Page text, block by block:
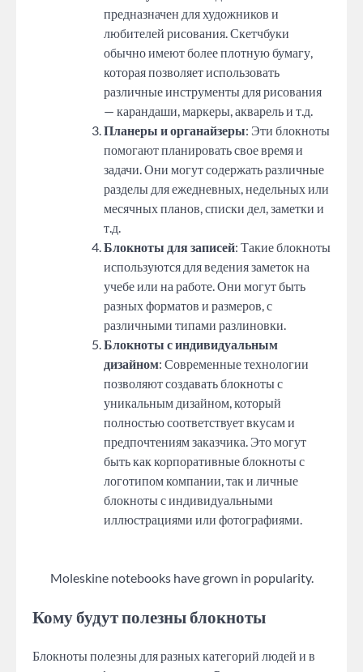
предназначен для художников и
любителей рисования. Скетчбуки
обычно имеют более плотную бумагу,
которая позволяет использовать
различные инструменты для рисования
— карандаши, маркеры, акварель и т.д.
Планеры и органайзеры: Эти блокноты
помогают планировать свое время и
задачи. Они могут содержать различные
разделы для ежедневных, недельных или
месячных планов, списки дел, заметки и
т.д.
Блокноты для записей: Такие блокноты
используются для ведения заметок на
учебе или на работе. Они могут быть
разных форматов и размеров, с
различными типами разлиновки.
Блокноты с индивидуальным
дизайном: Современные технологии
позволяют создавать блокноты с
уникальным дизайном, который
полностью соответствует вкусам и
предпочтениям заказчика. Это могут
быть как корпоративные блокноты с
логотипом компании, так и личные
блокноты с индивидуальными
иллюстрациями или фотографиями.
Moleskine notebooks have grown in popularity.
Кому будут полезны блокноты
Блокноты полезны для разных категорий людей и в